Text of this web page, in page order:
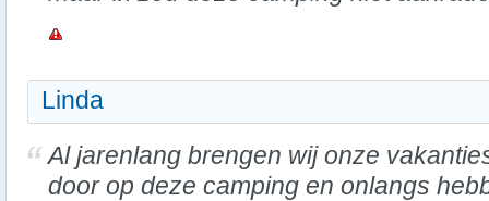
Linda
Al jarenlang brengen wij onze
door op deze camping en onlangs